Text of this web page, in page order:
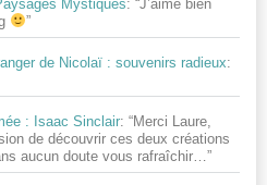
Mystiques: “J’aime bien
”
de Nicolaï : souvenirs radieux:
: Isaac Sinclair: “Merci Laure,
de découvrir ces deux créations
aucun doute vous rafraîchir… ”